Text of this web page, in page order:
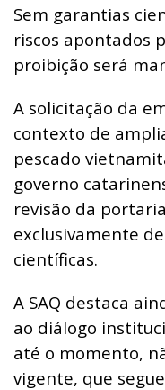
Sem garantias
riscos apontados
proibição será
A solicitação da
contexto de
pescado
governo
revisão da
exclusivamente
científicas.
A SAQ destaca
ao diálogo
até o momento,
vigente, que